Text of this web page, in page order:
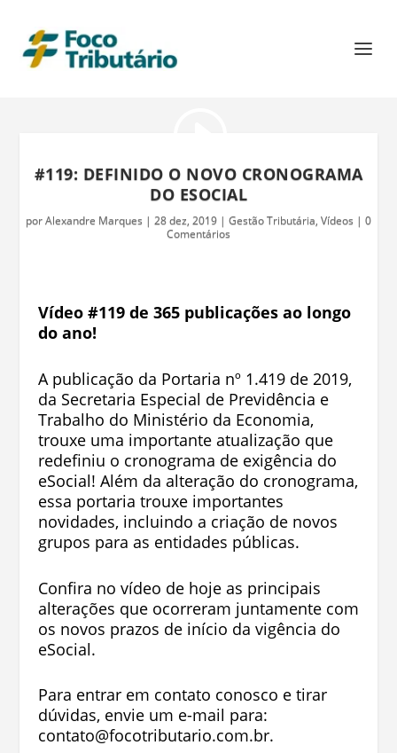
#119: DEFINIDO O NOVO CRONOGRAMA
DO ESOCIAL
porAlexandre Marques | 28 dez, 2019 | Gestão Tributária, Vídeos | 0
Comentários
Vídeo #119 de 365 publicações ao longo
do ano!
A publicação da Portaria nº 1.419 de 2019,
da Secretaria Especial de Previdência e
Trabalho do Ministério da Economia,
trouxe uma importante atualização que
redefiniu o cronograma de exigência do
eSocial! Além da alteração do cronograma,
essa portaria trouxe importantes
novidades, incluindo a criação de novos
grupos para as entidades públicas.
Confira no vídeo de hoje as principais
alterações que ocorreram juntamente com
os novos prazos de início da vigência do
eSocial.
Para entrar em contato conosco e tirar
dúvidas, envie um e-mail para:
contato@focotributario.com.br.